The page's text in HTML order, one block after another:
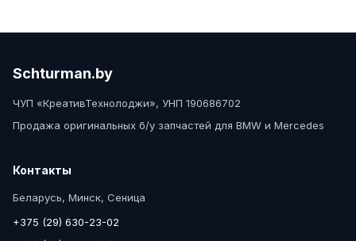
Schturman.by
ЧУП «КреативТехнолоджи», УНП 190686702
Продажа оригинальных б/у запчастей для BMW и Mercedes
Контакты
Беларусь, Минск, Сеница
+375 (29) 630-23-02